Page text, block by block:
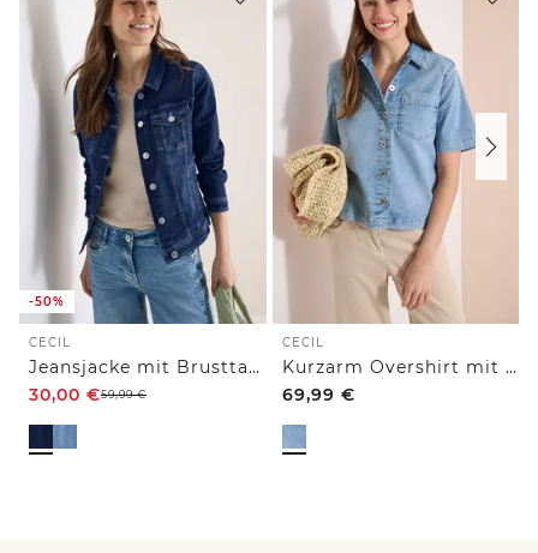
-50%
CECIL
Jeansjacke mit Brusttaschen und Knöpfen
30,00 €59,99€
CECIL
Kurzarm Overshirt mit Knopfleiste
69,99 €